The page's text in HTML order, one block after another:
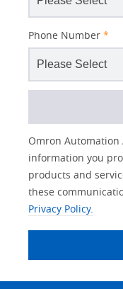
Phone Number *
Better
Subject
Opt-in
Marketing
No
Yes
Lead
Source
Detail
Industry
Status
I
am
an
Job
Title
Job
Role
Omron
information you
products and
these
Privacy Policy.